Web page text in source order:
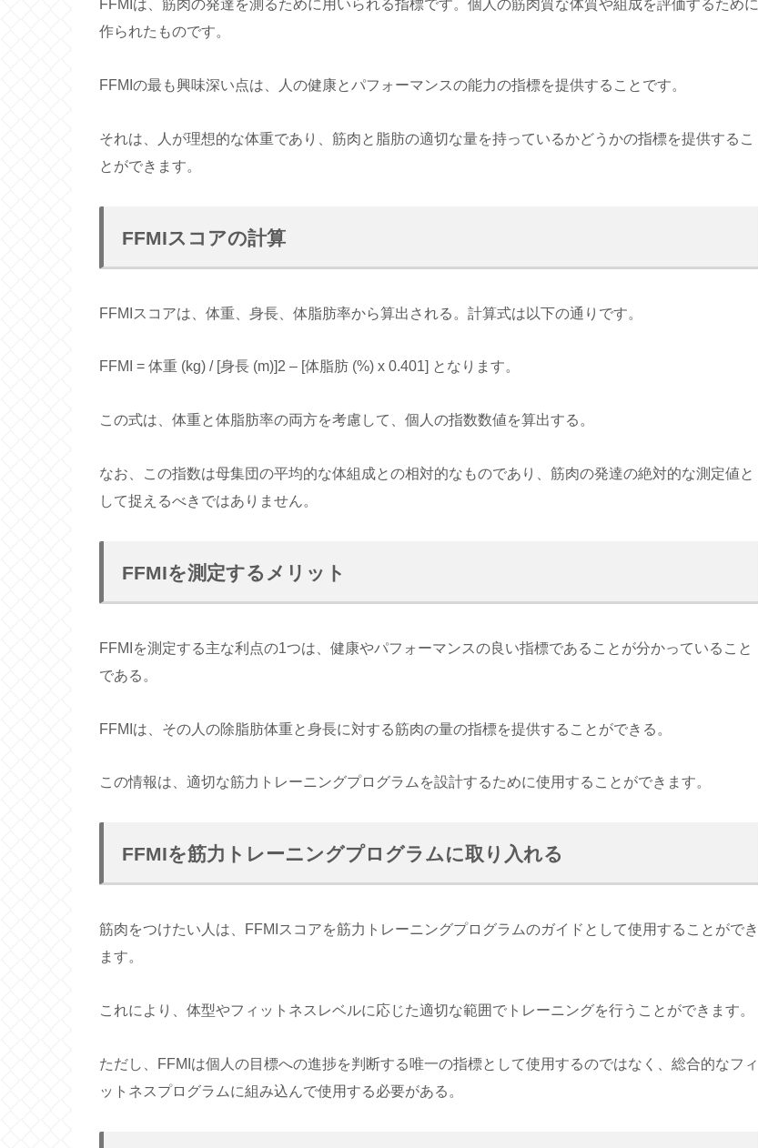
FFMIは、筋肉の発達を測るために用いられる指標です。個人の筋肉質な体質や組成を評価するために
作られたものです。
FFMIの最も興味深い点は、人の健康とパフォーマンスの能力の指標を提供することです。
それは、人が理想的な体重であり、筋肉と脂肪の適切な量を持っているかどうかの指標を提供するこ
とができます。
FFMIスコアの計算
FFMIスコアは、体重、身長、体脂肪率から算出される。計算式は以下の通りです。
FFMI = 体重 (kg) / [身長 (m)]2 – [体脂肪 (%) x 0.401] となります。
この式は、体重と体脂肪率の両方を考慮して、個人の指数数値を算出する。
なお、この指数は母集団の平均的な体組成との相対的なものであり、筋肉の発達の絶対的な測定値と
して捉えるべきではありません。
FFMIを測定するメリット
FFMIを測定する主な利点の1つは、健康やパフォーマンスの良い指標であることが分かっていること
である。
FFMIは、その人の除脂肪体重と身長に対する筋肉の量の指標を提供することができる。
この情報は、適切な筋力トレーニングプログラムを設計するために使用することができます。
FFMIを筋力トレーニングプログラムに取り入れる
筋肉をつけたい人は、FFMIスコアを筋力トレーニングプログラムのガイドとして使用することができ
ます。
これにより、体型やフィットネスレベルに応じた適切な範囲でトレーニングを行うことができます。
ただし、FFMIは個人の目標への進捗を判断する唯一の指標として使用するのではなく、総合的なフィ
ットネスプログラムに組み込んで使用する必要がある。